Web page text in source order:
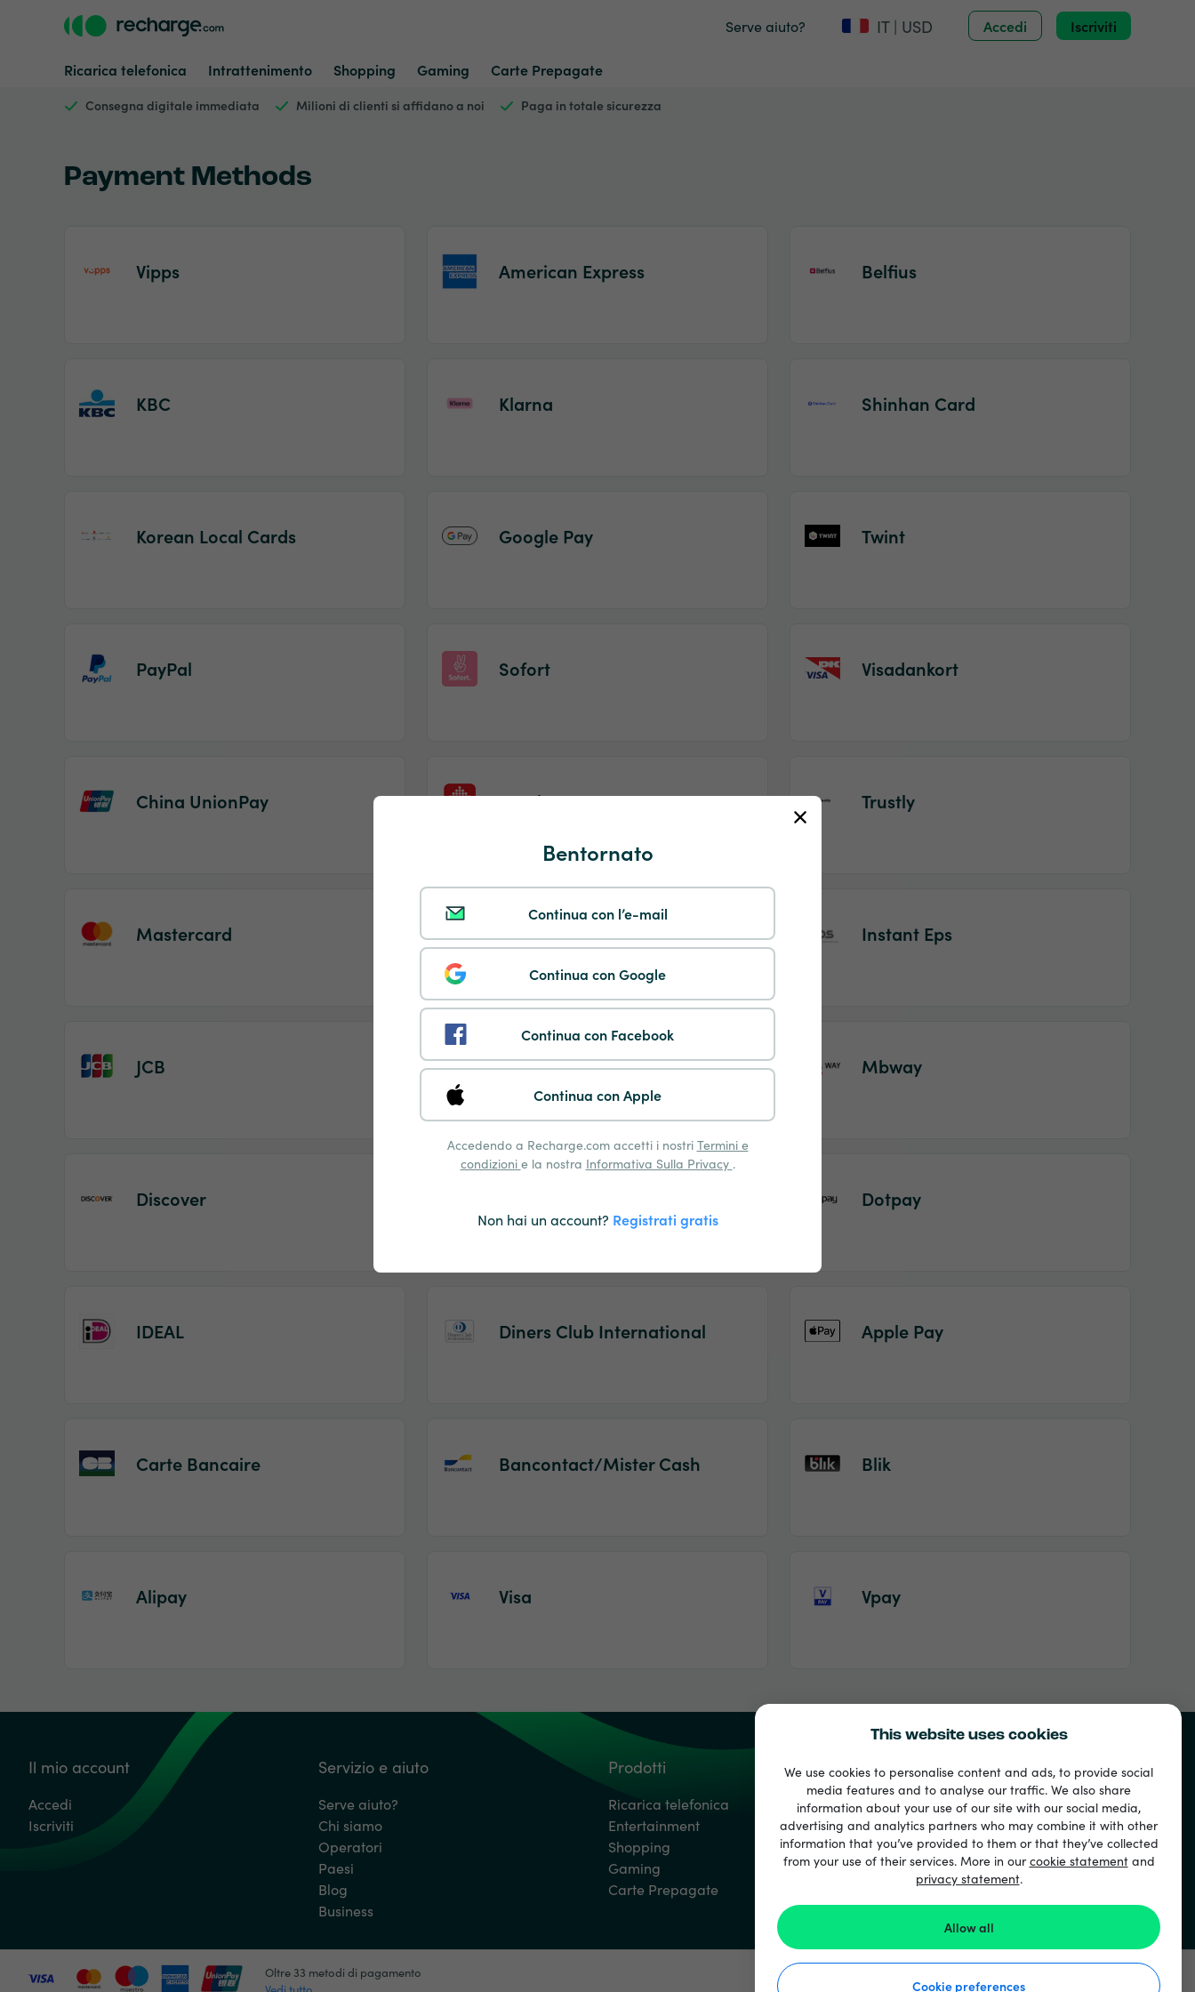
This website uses cookies
We use cookies to personalise content and ads, to provide social
media features and to analyse our traffic. We also share
information about your use of our site with our social media,
advertising and analytics partners who may combine it with other
information that you’ve provided to them or that they’ve collected
from your use of their services. More in ourcookie statementand
privacy statement.
Allow all
Cookie preferences
Serve aiuto? IT | USD Accedi Iscriviti
Ricarica telefonica Intrattenimento Shopping Gaming Carte Prepagate
Consegna digitale immediata Milioni di clienti si affidano a noi Paga in totale sicurezza
Bentornato
Continua con l’e-mail
Continua con Google
Continua con Facebook
Continua con Apple
Accedendo a Recharge.com accetti i nostri Termini e
condizioni e la nostra Informativa Sulla Privacy .
Non hai un account? Registrati gratis
Payment Methods
Vipps American Express Belfius
KBC Klarna Shinhan Card
Korean Local Cards Google Pay Twint
PayPal Sofort Visadankort
China UnionPay Payshop Trustly
Mastercard Multibanco Instant Eps
JCB Pay by Phone Mbway
Discover Dotpay
IDEAL Diners Club International Apple Pay
Carte Bancaire Bancontact/Mister Cash Blik
Alipay Visa Vpay
Il mio account
Accedi
Iscriviti
Servizio e aiuto
Serve aiuto?
Chi siamo
Operatori
Paesi
Blog
Business
Prodotti
Ricarica telefonica
Entertainment
Shopping
Gaming
Carte Prepagate
Oltre 33 metodi di pagamento